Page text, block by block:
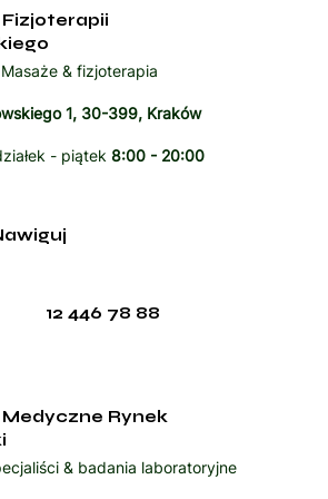
Masaże & fizjoterapia
1, 30-399, Kraków
- piątek 8:00 - 20:00
12 446 78 88
Rynek
& badania laboratoryjne